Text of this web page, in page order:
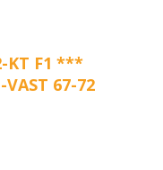
KT F1 ***
67-72